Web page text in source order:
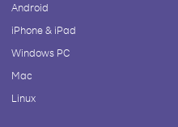
Android
iPhone & iPad
Windows PC
Mac
Linux